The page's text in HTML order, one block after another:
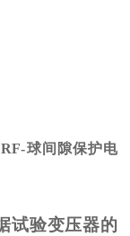
RF-球间隙保护电
试验变压器的